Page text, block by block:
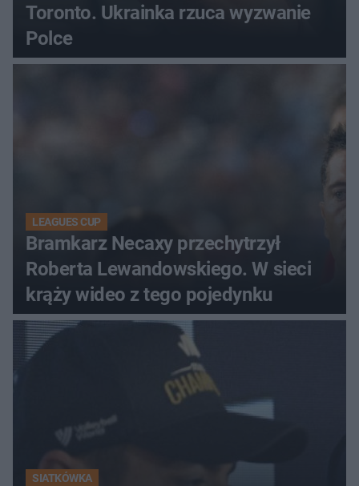
Toronto. Ukrainka rzuca wyzwanie
Polce
LEAGUES CUP
Bramkarz Necaxy przechytrzył
Roberta Lewandowskiego. W sieci
krąży wideo z tego pojedynku
SIATKÓWKA